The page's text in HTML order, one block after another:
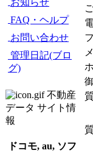
お知らせ
FAQ・ヘルプ
お問い合わせ
管理日記(ブロ
グ)
不動産
データ サイト情
報
ドコモ, au, ソフ